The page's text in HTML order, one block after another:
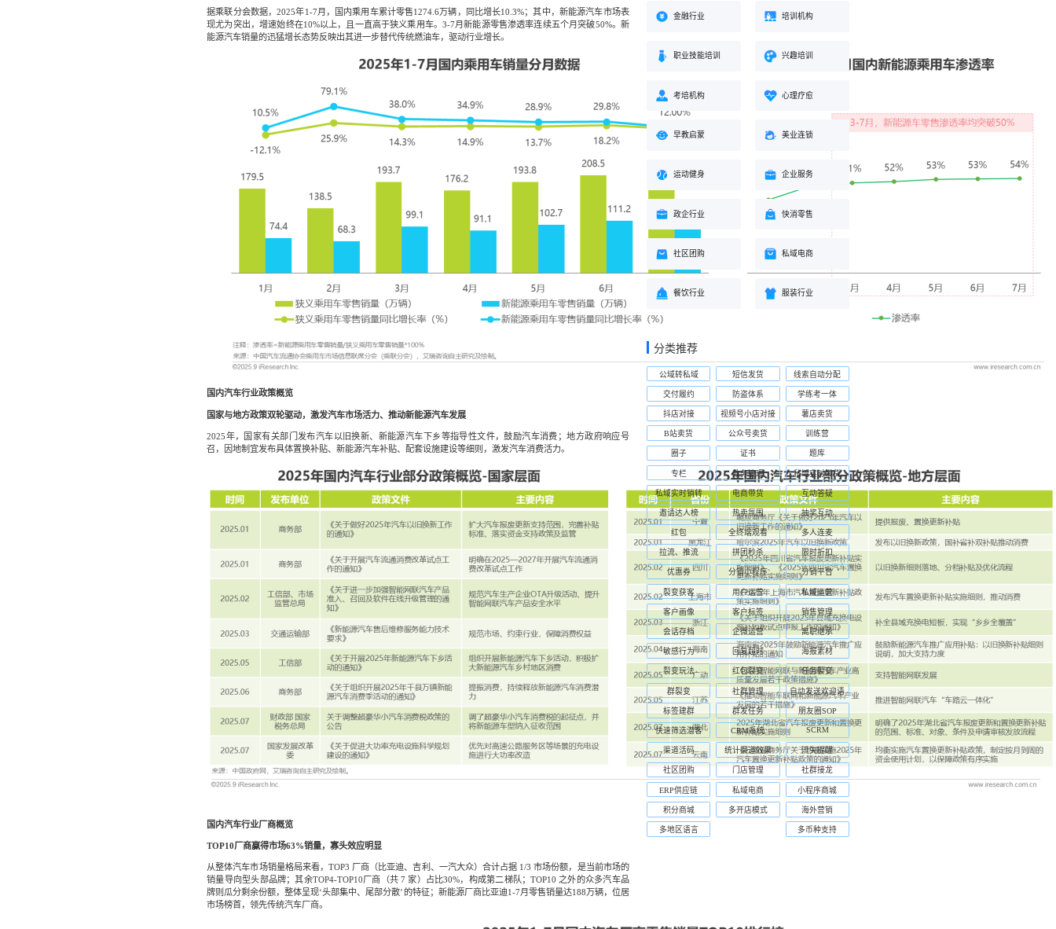
据乘联分会数据，2025年1-7月，国内乘用车累计零售1274.6万辆，同比增长10.3%；其中，新能源汽车市场表
现尤为突出，增速始终在10%以上，且一直高于狭义乘用车。3-7月新能源零售渗透率连续五个月突破50%。新
能源汽车销量的迅猛增长态势反映出其进一步替代传统燃油车，驱动行业增长。
国内汽车行业政策概览
国家与地方政策双轮驱动，激发汽车市场活力、推动新能源汽车发展
2025年，国家有关部门发布汽车以旧换新、新能源汽车下乡等指导性文件，鼓励汽车消费；地方政府响应号
召，因地制宜发布具体置换补贴、新能源汽车补贴、配套设施建设等细则，激发汽车消费活力。
国内汽车行业厂商概览
TOP10厂商赢得市场63%销量，寡头效应明显
从整体汽车市场销量格局来看，TOP3 厂商（比亚迪、吉利、一汽大众）合计占据 1/3 市场份额，是当前市场的
销量导向型头部品牌；其余TOP4-TOP10厂商（共 7 家）占比30%，构成第二梯队；TOP10 之外的众多汽车品
牌则瓜分剩余份额，整体呈现‘头部集中、尾部分散’的特征；新能源厂商比亚迪1-7月零售销量达188万辆，位居
市场榜首，领先传统汽车厂商。
金融行业 培训机构
职业技能培训 兴趣培训
考培机构 心理疗愈
早教启蒙 美业连锁
运动健身 企业服务
政企行业 快消零售
社区团购 私域电商
餐饮行业 服装行业
分类推荐
公域转私域 短信发货 线索自动分配
交付履约 防盗体系 学练考一体
抖店对接 视频号小店对接 薯店卖货
B站卖货 公众号卖货 训练营
圈子 证书 题库
专栏 教务管理 私域实时带货
私域实时销转 电商带货 互动答疑
邀请达人榜 热卖氛围 抽奖互动
红包 全终端观看 多人连麦
拉流、推流 拼团秒杀 限时折扣
优惠券 分销小程序 分销平台
裂变获客 用户运营 私域运营
客户画像 客户标签 销售管理
会话存档 企微运营 离职继承
敏感行为 回复超时 海报素材
裂变玩法 红包裂变 任务裂变
群裂变 社群管理 自动发送欢迎语
标签建群 群发任务 朋友圈SOP
快速筛选潜客 CRM系统 SCRM
渠道活码 统计渠道效果 流失提醒
社区团购 门店管理 社群接龙
ERP供应链 私域电商 小程序商城
积分商城 多开店模式 海外营销
多地区语言 多币种支持